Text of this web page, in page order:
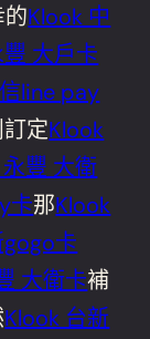
Klook 中
大戶卡
line pay
定Klook
豐 大衛
卡那Klook
卡
大衛卡補
Klook 台新